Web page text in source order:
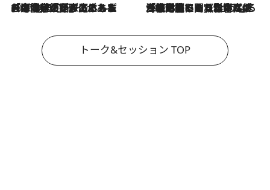
2026.8.3
「今後値上げがあるとすれば…」「リスクがあるのは今年の冬」エネルギー専門家が語る、ホルムズ海峡封鎖が家庭にもたらす“ある心配” 2026.8.3
「住宅建てられない…」「サーチャージ料の高値が続いている」ホルムズ海峡封鎖による影響はいつまで続く？《エネルギー専門家に聞く“どうなる日本の暮らし”》
トーク&セッション TOP